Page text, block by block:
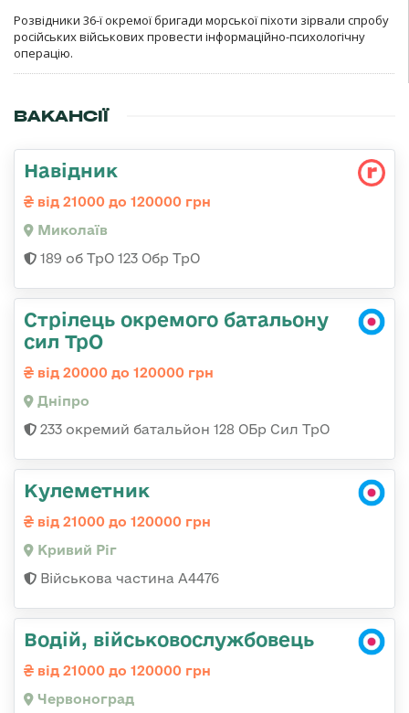
Розвідники 36-ї окремої бригади морської піхоти зірвали спробу
російських військових провести інформаційно-психологічну
операцію.
ВАКАНСІЇ
Навідник
від 21000 до 120000 грн
Миколаїв
189 об ТрО 123 Обр ТрО
Стрілець окремого батальону
сил ТрО
від 20000 до 120000 грн
Дніпро
233 окремий батальйон 128 ОБр Сил ТрО
Кулеметник
від 21000 до 120000 грн
Кривий Ріг
Військова частина А4476
Водій, військовослужбовець
від 21000 до 120000 грн
Червоноград